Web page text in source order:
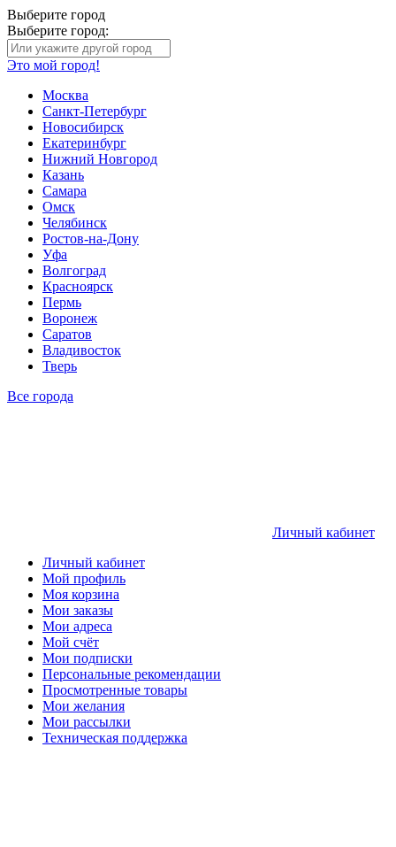
Выберите город
Выберите город:
Это мой город!
Москва
Санкт-Петербург
Новосибирск
Екатеринбург
Нижний Новгород
Казань
Самара
Омск
Челябинск
Ростов-на-Дону
Уфа
Волгоград
Красноярск
Пермь
Воронеж
Саратов
Владивосток
Тверь
Все города
Личный кабинет
Личный кабинет
Мой профиль
Моя корзина
Мои заказы
Мои адреса
Мой счёт
Мои подписки
Персональные рекомендации
Просмотренные товары
Мои желания
Мои рассылки
Техническая поддержка